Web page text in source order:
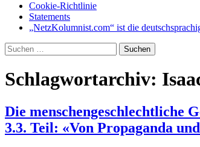
Cookie-Richtlinie
Statements
„NetzKolumnist.com“ ist die
Suchen
nach:
Schlagwortarchiv:
Die menschengeschlechtliche
3.3. Teil: «Von Propaganda